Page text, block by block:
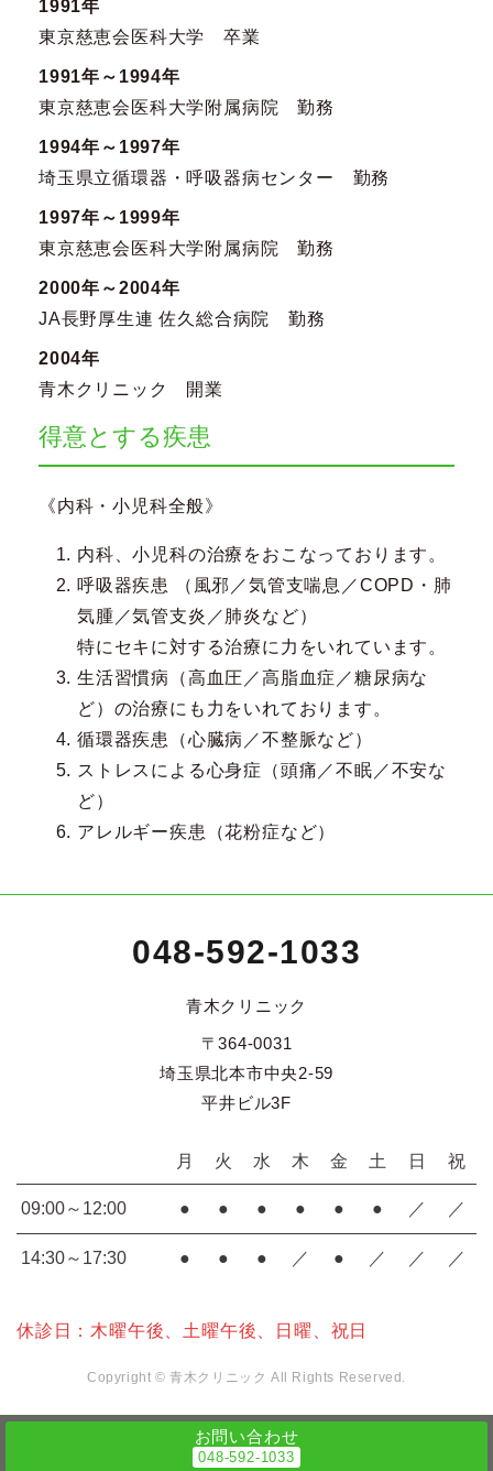
1991年
東京慈恵会医科大学 卒業
1991年～1994年
東京慈恵会医科大学附属病院 勤務
1994年～1997年
埼玉県立循環器・呼吸器病センター 勤務
1997年～1999年
東京慈恵会医科大学附属病院 勤務
2000年～2004年
JA長野厚生連 佐久総合病院 勤務
2004年
青木クリニック 開業
得意とする疾患
《内科・小児科全般》
内科、小児科の治療をおこなっております。
呼吸器疾患 （風邪／気管支喘息／COPD・肺
気腫／気管支炎／肺炎など）
特にセキに対する治療に力をいれています。
生活習慣病（高血圧／高脂血症／糖尿病な
ど）の治療にも力をいれております。
循環器疾患（心臓病／不整脈など）
ストレスによる心身症（頭痛／不眠／不安な
ど）
アレルギー疾患（花粉症など）
お問い合わせ
048-592-1033
青木クリニック
〒364-0031
埼玉県北本市中央2-59
平井ビル3F
月 火 水 木 金 土 日 祝
09:00～12:00 ● ● ● ● ● ● ／ ／
14:30～17:30 ● ● ● ／ ● ／ ／ ／
休診日：木曜午後、土曜午後、日曜、祝日
Copyright © 青木クリニック All Rights Reserved.